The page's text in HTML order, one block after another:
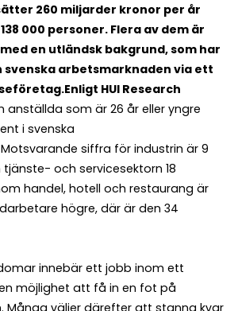
260 miljarder kronor per år
000 personer. Flera av dem är
en utländsk bakgrund, som har
svenska arbetsmarknaden via ett
Enligt HUI Research
anställda som är 26 år eller yngre
i svenska
siffra för industrin är 9
och servicesektorn 18
handel, hotell och restaurang är
högre, där är den 34
innebär ett jobb inom ett
möjlighet att få in en fot på
Många väljer därefter att stanna kvar